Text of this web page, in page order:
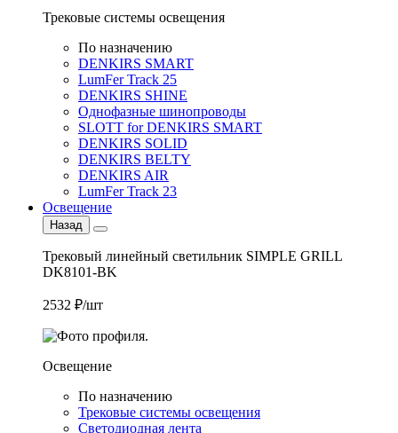
Трековые системы освещения
По назначению
DENKIRS SMART
LumFer Track 25
DENKIRS SHINE
Однофазные шинопроводы
SLOTT for DENKIRS SMART
DENKIRS SOLID
DENKIRS BELTY
DENKIRS AIR
LumFer Track 23
Освещение
Назад
Трековый линейный светильник SIMPLE GRILL
DK8101-BK
2532 ₽/шт
Освещение
По назначению
Трековые системы освещения
Светодиодная лента